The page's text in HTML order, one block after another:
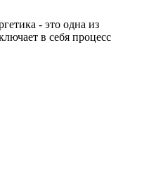
- это одна из
в себя процесс